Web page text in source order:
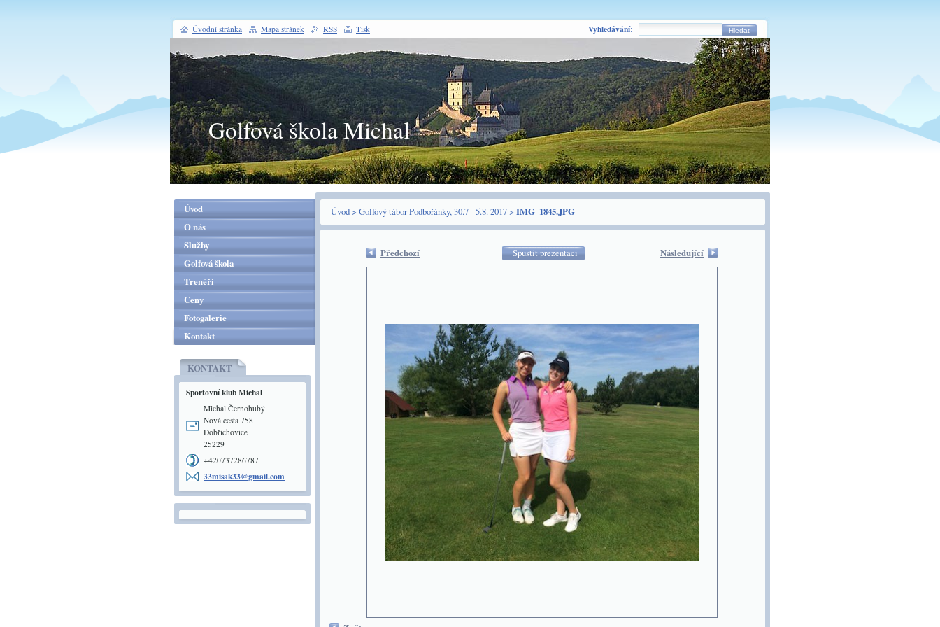
Golfová škola Michal
Úvod> Golfový tábor Podbořánky, 30.7 - 5.8. 2017> IMG_1845.JPG
Předchozí Spustit prezentaci Následující
Úvod
O nás
Služby
Golfová škola
Trenéři
Ceny
Fotogalerie
Kontakt
KONTAKT
Sportovní klub Michal
Michal Černohubý
Nová cesta 758
Dobřichovice
25229
+420737286787
33misak33@gmail.com
Úvodní stránka Mapa stránek RSS Tisk Vyhledávání: Hledat